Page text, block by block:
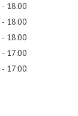
18:00
18:00
18:00
17:00
17:00